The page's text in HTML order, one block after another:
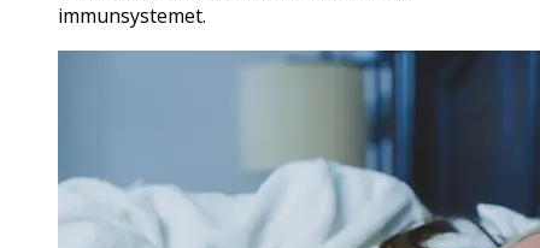
immunsystemet.